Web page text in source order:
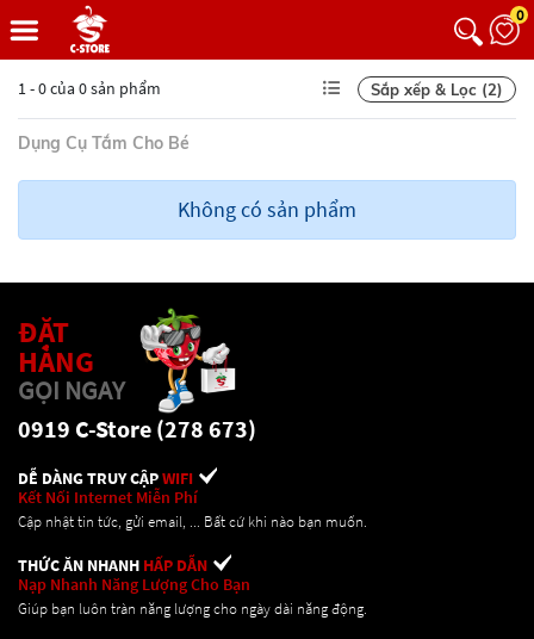
0
1 - 0 của 0 sản phẩm Sắp xếp & Lọc (2)
Dụng Cụ Tắm Cho Bé
Không có sản phẩm
ĐẶT
HÀNG
GỌI NGAY
0919 C-Store (278 673)
DỄ DÀNG TRUY CẬPWIFI
Kết Nối Internet Miễn Phí
Cập nhật tin tức, gửi email, ... Bất cứ khi nào bạn muốn.
THỨC ĂN NHANH HẤP DẪN
Nạp Nhanh Năng Lượng Cho Bạn
Giúp bạn luôn tràn năng lượng cho ngày dài năng động.